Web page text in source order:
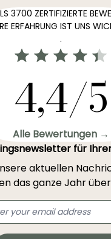
3700 ZERTIFIZIERTE
ERFAHRUNG IST UNS
.
4,4/5
Alle Bewertungen →
für
aktuellen
das ganze Jahr